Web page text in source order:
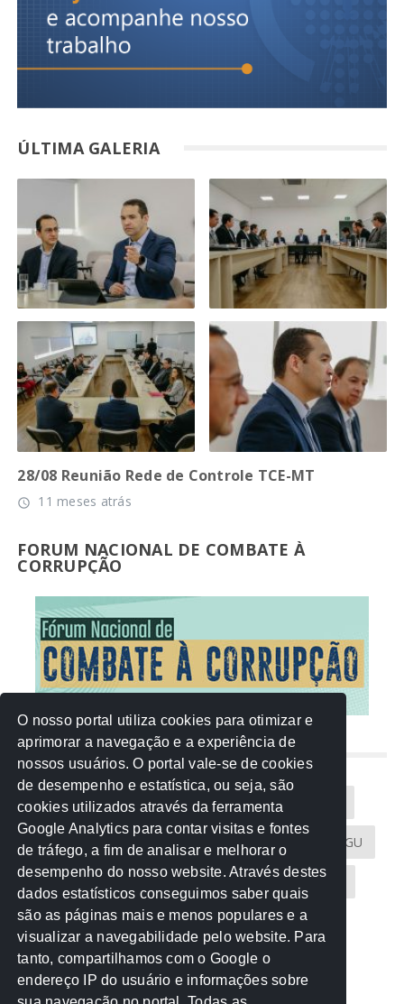
ÚLTIMA GALERIA
28/08 Reunião Rede de Controle TCE-MT
access_time 11 meses atrás
FORUM NACIONAL DE COMBATE À
CORRUPÇÃO
NUVEM DE TAGS
Acontece na Rede AGU AMM
Atricon Audicom CAU-MT CGU
CREA-MT Eventos MPC-MT MPE-MT
MPF Notícias PF PGE-MT PGR
Receita Federal Sem categoria
TCE-MT TCU TRE
O nosso portal utiliza cookies para otimizar e
aprimorar a navegação e a experiência de
nossos usuários. O portal vale-se de cookies
de desempenho e estatística, ou seja, são
cookies utilizados através da ferramenta
Google Analytics para contar visitas e fontes
de tráfego, a fim de analisar e melhorar o
desempenho do nosso website. Através destes
dados estatísticos conseguimos saber quais
são as páginas mais e menos populares e a
visualizar a navegabilidade pelo website. Para
tanto, compartilhamos com o Google o
endereço IP do usuário e informações sobre